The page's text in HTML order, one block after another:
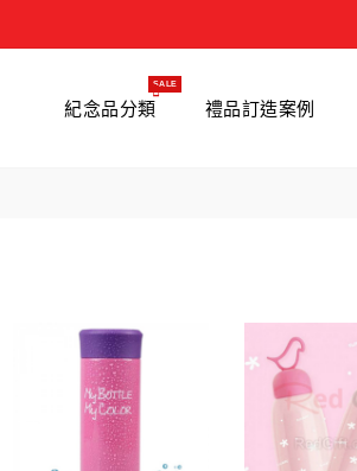
紀念品分類
SALE
禮品訂造案例